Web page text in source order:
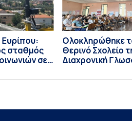
σταθμός
σε
Ολοκληρώθηκε
Θερινό Σχολείο
Διαχρονική
Linguistics in